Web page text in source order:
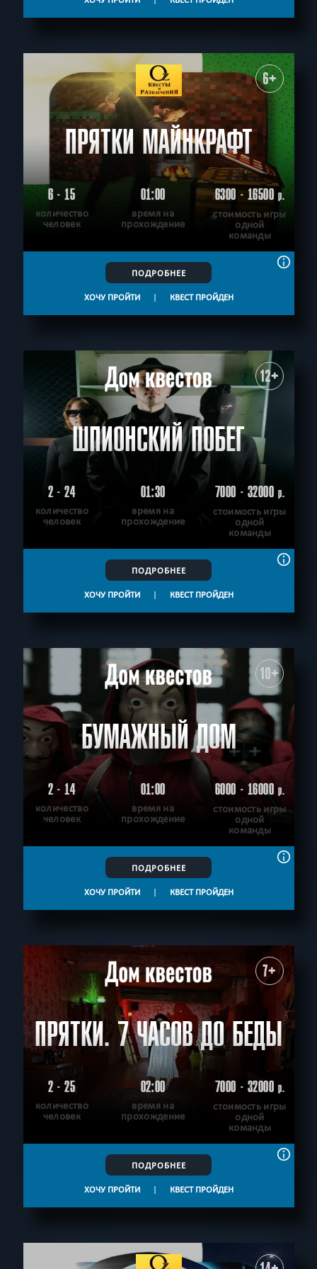
6+
ПРЯТКИ МАЙНКРАФТ
6 - 15
количество
человек
01:00
время на
прохождение
6300 - 16500р.
стоимость игры
одной
команды
ПОДРОБНЕЕ
ХОЧУ ПРОЙТИ | КВЕСТ ПРОЙДЕН
12+
ШПИОНСКИЙ ПОБЕГ
2 - 24
количество
человек
01:30
время на
прохождение
7000 - 32000р.
стоимость игры
одной
команды
ПОДРОБНЕЕ
ХОЧУ ПРОЙТИ | КВЕСТ ПРОЙДЕН
10+
БУМАЖНЫЙ ДОМ
2 - 14
количество
человек
01:00
время на
прохождение
6000 - 16000р.
стоимость игры
одной
команды
ПОДРОБНЕЕ
ХОЧУ ПРОЙТИ | КВЕСТ ПРОЙДЕН
7+
ПРЯТКИ. 7 ЧАСОВ ДО БЕДЫ
2 - 25
количество
человек
02:00
время на
прохождение
7000 - 32000р.
стоимость игры
одной
команды
ПОДРОБНЕЕ
ХОЧУ ПРОЙТИ | КВЕСТ ПРОЙДЕН